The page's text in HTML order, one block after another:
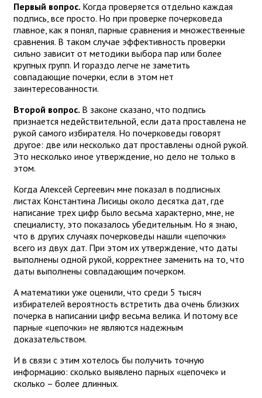
Первый вопрос. Когда проверяется отдельно каждая
подпись, все просто. Но при проверке почерковеда
главное, как я понял, парные сравнения и множественные
сравнения. В таком случае эффективность проверки
сильно зависит от методики выбора пар или более
крупных групп. И гораздо легче не заметить
совпадающие почерки, если в этом нет
заинтересованности.
Второй вопрос. В законе сказано, что подпись
признается недействительной, если дата проставлена не
рукой самого избирателя. Но почерковеды говорят
другое: две или несколько дат проставлены одной рукой.
Это несколько иное утверждение, но дело не только в
этом.
Когда Алексей Сергеевич мне показал в подписных
листах Константина Лисицы около десятка дат, где
написание трех цифр было весьма характерно, мне, не
специалисту, это показалось убедительным. Но я знаю,
что в других случаях почерковеды нашли «цепочки»
всего из двух дат. При этом их утверждение, что даты
выполнены одной рукой, корректнее заменить на то, что
даты выполнены совпадающим почерком.
А математики уже оценили, что среди 5 тысяч
избирателей вероятность встретить два очень близких
почерка в написании цифр весьма велика. И потому все
парные «цепочки» не являются надежным
доказательством.
И в связи с этим хотелось бы получить точную
информацию: сколько выявлено парных «цепочек» и
сколько – более длинных.